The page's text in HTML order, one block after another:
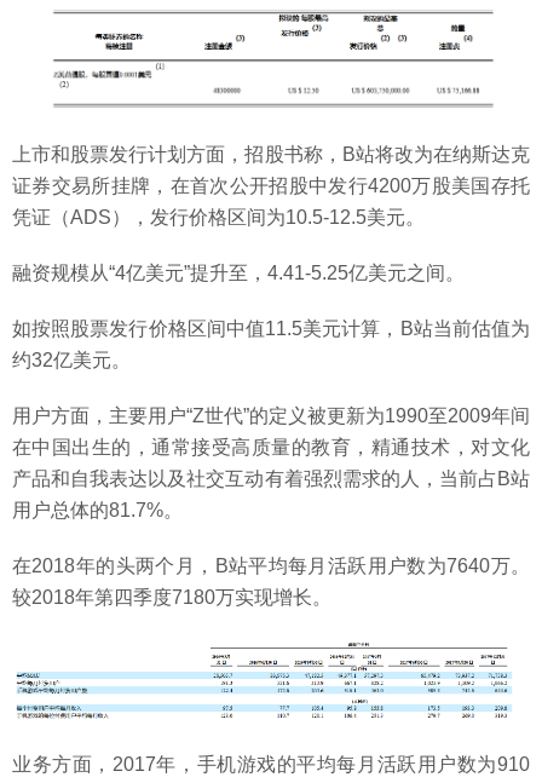
上市和股票发行计划方面，招股书称，B站将改为在纳斯达克
证券交易所挂牌，在首次公开招股中发行4200万股美国存托
凭证（ADS），发行价格区间为10.5-12.5美元。
融资规模从“4亿美元”提升至，4.41-5.25亿美元之间。
如按照股票发行价格区间中值11.5美元计算，B站当前估值为
约32亿美元。
用户方面，主要用户“Z世代”的定义被更新为1990至2009年间
在中国出生的，通常接受高质量的教育，精通技术，对文化
产品和自我表达以及社交互动有着强烈需求的人，当前占B站
用户总体的81.7%。
在2018年的头两个月，B站平均每月活跃用户数为7640万。
较2018年第四季度7180万实现增长。
业务方面，2017年，手机游戏的平均每月活跃用户数为910